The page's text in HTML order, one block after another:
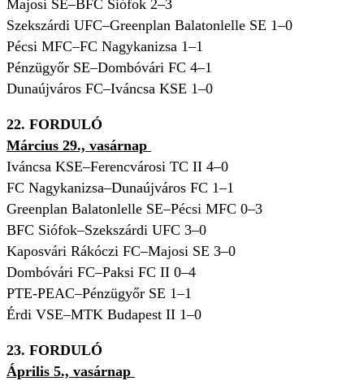
Majosi SE–BFC Siófok 2–3
Szekszárdi UFC–Greenplan Balatonlelle SE 1–0
Pécsi MFC–FC Nagykanizsa 1–1
Pénzügyőr SE–Dombóvári FC 4–1
Dunaújváros FC–Iváncsa KSE 1–0
22. FORDULÓ
Március 29., vasárnap
Iváncsa KSE–Ferencvárosi TC II 4–0
FC Nagykanizsa–Dunaújváros FC 1–1
Greenplan Balatonlelle SE–Pécsi MFC 0–3
BFC Siófok–Szekszárdi UFC 3–0
Kaposvári Rákóczi FC–Majosi SE 3–0
Dombóvári FC–Paksi FC II 0–4
PTE-PEAC–Pénzügyőr SE 1–1
Érdi VSE–MTK Budapest II 1–0
23. FORDULÓ
Április 5., vasárnap